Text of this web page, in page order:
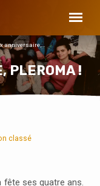
PLEROMA !
anniversaire,…
classé
fête ses quatre ans.